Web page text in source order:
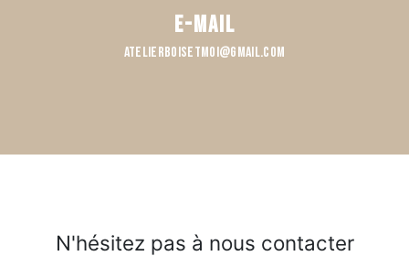
E-mail
atelierboisetmoi@gmail.com
N'hésitez pas à nous contacter